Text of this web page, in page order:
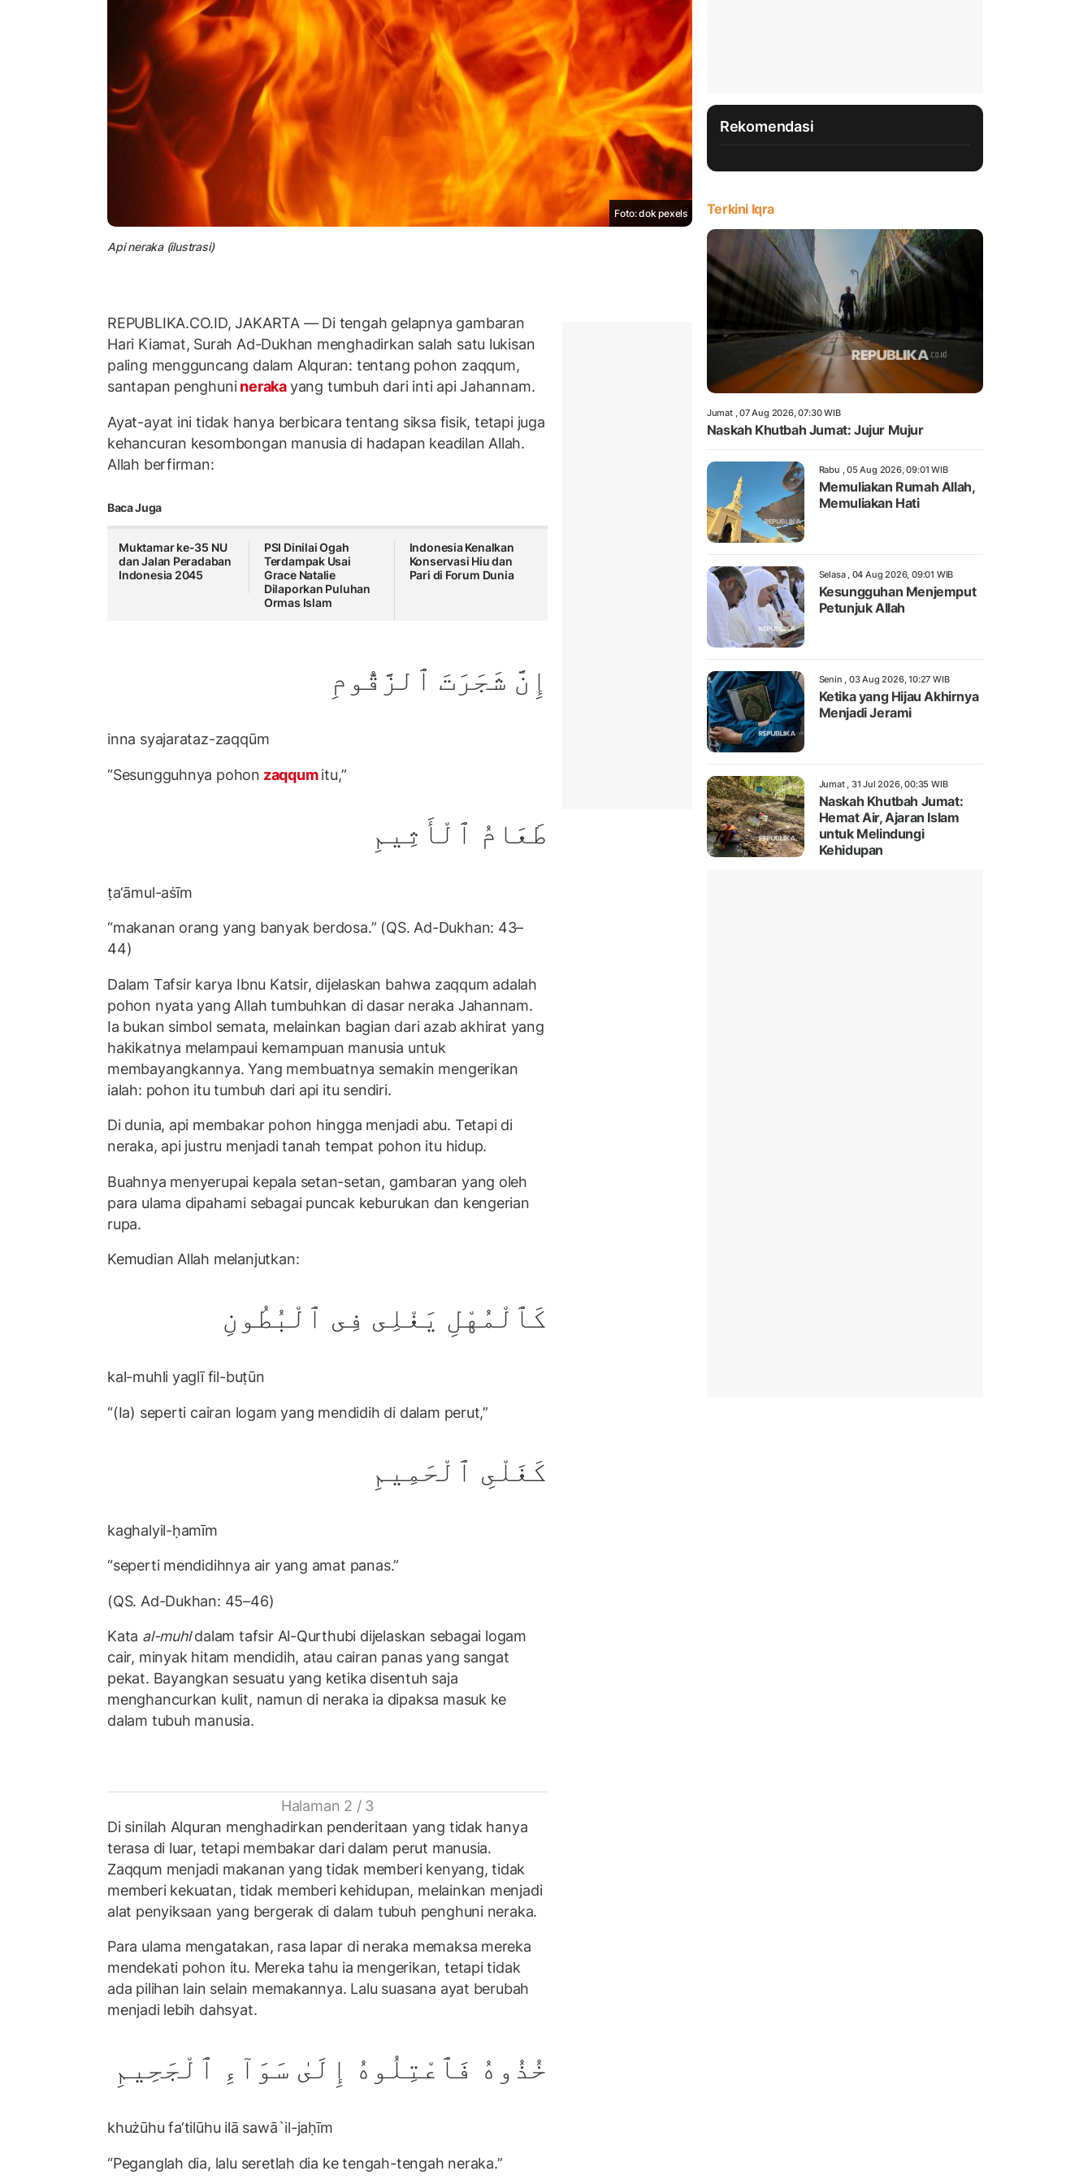
Foto: dok pexels
Api neraka (ilustrasi)
REPUBLIKA.CO.ID, JAKARTA — Di tengah gelapnya gambaran
Hari Kiamat, Surah Ad-Dukhan menghadirkan salah satu lukisan
paling mengguncang dalam Alquran: tentang pohon zaqqum,
santapan penghuninerakayang tumbuh dari inti api Jahannam.
Ayat-ayat ini tidak hanya berbicara tentang siksa fisik, tetapi juga
kehancuran kesombongan manusia di hadapan keadilan Allah.
Allah berfirman:
Baca Juga
Muktamar ke-35 NU
dan Jalan Peradaban
Indonesia 2045
PSI Dinilai Ogah
Terdampak Usai
Grace Natalie
Dilaporkan Puluhan
Ormas Islam
Indonesia Kenalkan
Konservasi Hiu dan
Pari di Forum Dunia
إِنَّ شَجَرَتَ ٱلزَّقُّومِ
inna syajarataz-zaqqūm
“Sesungguhnya pohon zaqqumitu,”
طَعَامُ ٱلْأَثِيمِ
ṭa‘āmul-aṡīm
“makanan orang yang banyak berdosa.” (QS. Ad-Dukhan: 43–
44)
Dalam Tafsir karya Ibnu Katsir, dijelaskan bahwa zaqqum adalah
pohon nyata yang Allah tumbuhkan di dasar neraka Jahannam.
Ia bukan simbol semata, melainkan bagian dari azab akhirat yang
hakikatnya melampaui kemampuan manusia untuk
membayangkannya. Yang membuatnya semakin mengerikan
ialah: pohon itu tumbuh dari api itu sendiri.
Di dunia, api membakar pohon hingga menjadi abu. Tetapi di
neraka, api justru menjadi tanah tempat pohon itu hidup.
Buahnya menyerupai kepala setan-setan, gambaran yang oleh
para ulama dipahami sebagai puncak keburukan dan kengerian
rupa.
Kemudian Allah melanjutkan:
كَٱلْمُهْلِ يَغْلِى فِى ٱلْبُطُونِ
kal-muhli yaglī fil-buṭūn
“(Ia) seperti cairan logam yang mendidih di dalam perut,”
كَغَلْىِ ٱلْحَمِيمِ
kaghalyil-ḥamīm
“seperti mendidihnya air yang amat panas.”
(QS. Ad-Dukhan: 45–46)
Kata al-muhldalam tafsir Al-Qurthubi dijelaskan sebagai logam
cair, minyak hitam mendidih, atau cairan panas yang sangat
pekat. Bayangkan sesuatu yang ketika disentuh saja
menghancurkan kulit, namun di neraka ia dipaksa masuk ke
dalam tubuh manusia.
Halaman 2 / 3
Di sinilah Alquran menghadirkan penderitaan yang tidak hanya
terasa di luar, tetapi membakar dari dalam perut manusia.
Zaqqum menjadi makanan yang tidak memberi kenyang, tidak
memberi kekuatan, tidak memberi kehidupan, melainkan menjadi
alat penyiksaan yang bergerak di dalam tubuh penghuni neraka.
Para ulama mengatakan, rasa lapar di neraka memaksa mereka
mendekati pohon itu. Mereka tahu ia mengerikan, tetapi tidak
ada pilihan lain selain memakannya. Lalu suasana ayat berubah
menjadi lebih dahsyat.
خُذُوهُ فَٱعْتِلُوهُ إِلَىٰ سَوَآءِ ٱلْجَحِيمِ
khużūhu fa‘tilūhu ilā sawā`il-jaḥīm
“Peganglah dia, lalu seretlah dia ke tengah-tengah neraka.”
Rekomendasi
Terkini Iqra
Jumat , 07 Aug 2026, 07:30 WIB
Naskah Khutbah Jumat: Jujur Mujur
Rabu , 05 Aug 2026, 09:01 WIB
Memuliakan Rumah Allah,
Memuliakan Hati
Selasa , 04 Aug 2026, 09:01 WIB
Kesungguhan Menjemput
Petunjuk Allah
Senin , 03 Aug 2026, 10:27 WIB
Ketika yang Hijau Akhirnya
Menjadi Jerami
Jumat , 31 Jul 2026, 00:35 WIB
Naskah Khutbah Jumat:
Hemat Air, Ajaran Islam
untuk Melindungi
Kehidupan